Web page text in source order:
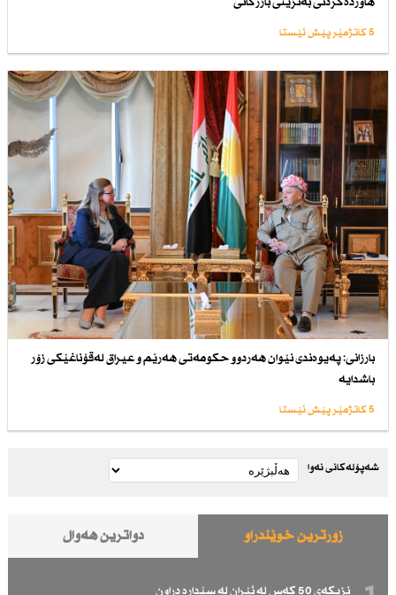
5 کاتژمێر پێش ئێستا
بارزانی: پەیوەندی نێوان هەردوو حكومەتی هەرێم و عیراق لەقۆناغێكی زۆر
باشدایە
5 کاتژمێر پێش ئێستا
شەپۆلەکانی نەوا
زۆرترین خوێندراو دواترین هەواڵ
نزیكەی 50 كەس لە ئێران لە سێدارە دراون